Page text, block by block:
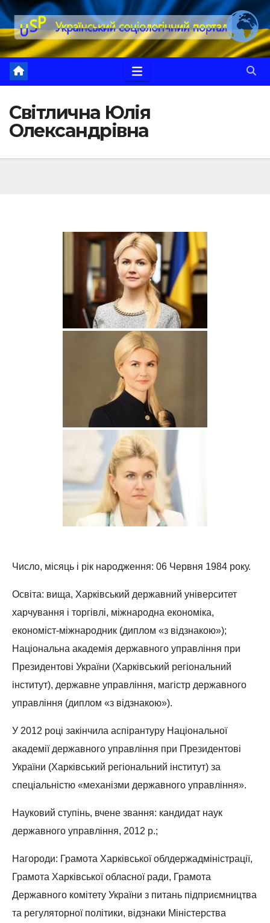
Перейти
до
вмісту
Світлична Юлія
Олександрівна
Число, місяць і рік народження: 06 Червня 1984 року.
Освіта: вища, Харківський державний університет
харчування і торгівлі, міжнародна економіка,
економіст-міжнародник (диплом «з відзнакою»);
Національна академія державного управління при
Президентові України (Харківський регіональний
інститут), державне управління, магістр державного
управління (диплом «з відзнакою»).
У 2012 році закінчила аспірантуру Національної
академії державного управління при Президентові
України (Харківський регіональний інститут) за
спеціальністю «механізми державного управління».
Науковий ступінь, вчене звання: кандидат наук
державного управління, 2012 р.;
Нагороди: Грамота Харківської облдержадміністрації,
Грамота Харківської обласної ради, Грамота
Державного комітету України з питань підприємництва
та регуляторної політики, відзнаки Міністерства